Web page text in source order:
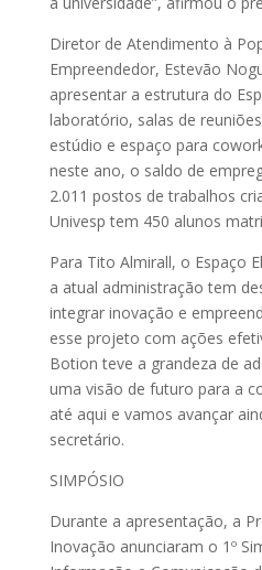
Diretor de Atendimento à
Empreendedor, Estevão
apresentar a estrutura do
laboratório, salas de
estúdio e espaço para
neste ano, o saldo de
2.011 postos de trabalhos
Univesp tem 450 alunos
Para Tito Almirall, o Espaço
a atual administração tem
integrar inovação e
esse projeto com ações
Botion teve a grandeza de
uma visão de futuro para a
até aqui e vamos avançar
secretário.
SIMPÓSIO
Durante a apresentação, a
Inovação anunciaram o 1º